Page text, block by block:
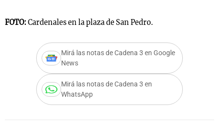
FOTO: Cardenales en la plaza de San Pedro.
Mirá las notas de Cadena 3 en Google
News
Mirá las notas de Cadena 3 en
WhatsApp